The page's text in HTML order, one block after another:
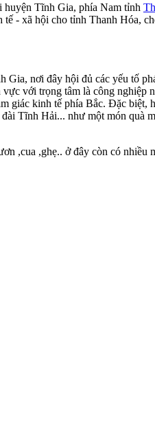
huyện Tĩnh Gia, phía Nam tỉnh
- xã hội cho tỉnh Thanh Hóa,
Gia, nơi đây hội đủ các yếu tố
với trọng tâm là công nghiệp
giác kinh tế phía Bắc. Đặc biệt,
Tĩnh Hải... như một món quà
,cua ,ghẹ.. ở đây còn có nhiều